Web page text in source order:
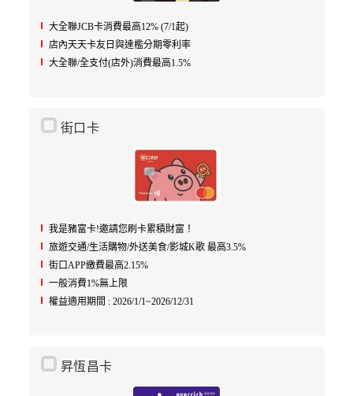
大全聯JCB卡消費最高12% (7/1起)
店內天天卡友日與達檻分期零利率
大全聯/全支付(店外)消費最高1.5%
街口卡
我是豬富卡!邀請您刷卡累積財富！
旅遊交通/生活購物/外送美食/影城K歌 最高3.5%
街口APP繳費最高2.15%
一般消費1%無上限
權益適用期間 : 2026/1/1~2026/12/31
昇恆昌卡